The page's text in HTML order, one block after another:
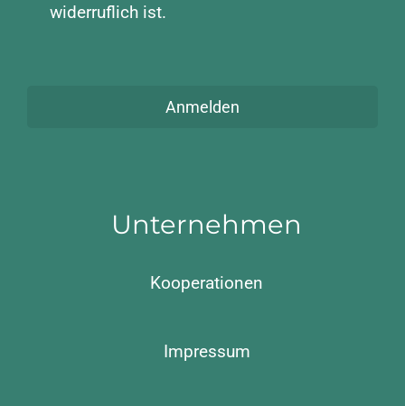
widerruflich ist.
Anmelden
Unternehmen
Kooperationen
Impressum